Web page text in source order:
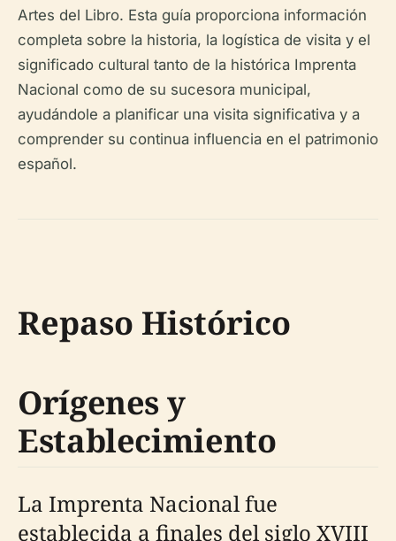
Artes del Libro. Esta guía proporciona información
completa sobre la historia, la logística de visita y el
significado cultural tanto de la histórica Imprenta
Nacional como de su sucesora municipal,
ayudándole a planificar una visita significativa y a
comprender su continua influencia en el patrimonio
español.
Repaso Histórico
Orígenes y
Establecimiento
La Imprenta Nacional fue
establecida a finales del siglo XVIII